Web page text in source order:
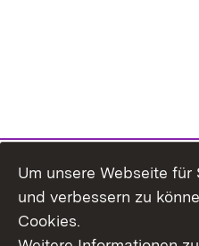
Um unsere Webseite
und verbessern zu
Cookies.